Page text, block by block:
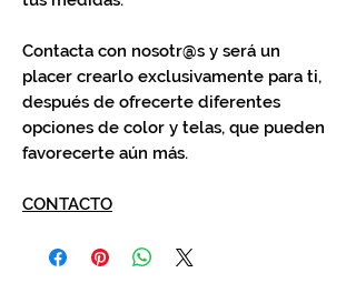
Contacta con nosotr@s y será un
placer crearlo exclusivamente para ti,
después de ofrecerte diferentes
opciones de color y telas, que pueden
favorecerte aún más.
CONTACTO